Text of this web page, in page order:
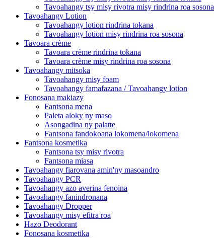
Tavoahangy tsy misy rivotra misy rindrina roa sosona
Tavoahangy Lotion
Tavoahangy lotion rindrina tokana
Tavoahangy lotion misy rindrina roa sosona
Tavoara crème
Tavoara crème rindrina tokana
Tavoara crème misy rindrina roa sosona
Tavoahangy mitsoka
Tavoahangy misy foam
Tavoahangy famafazana / Tavoahangy lotion
Fonosana makiazy
Fantsona mena
Paleta aloky ny maso
Asongadina ny palatte
Fantsona fandokoana lokomena/lokomena
Fantsona kosmetika
Fantsona tsy misy rivotra
Fantsona miasa
Tavoahangy fiarovana amin'ny masoandro
Tavoahangy PCR
Tavoahangy azo averina fenoina
Tavoahangy fanindronana
Tavoahangy Dropper
Tavoahangy misy efitra roa
Hazo Deodorant
Fonosana kosmetika